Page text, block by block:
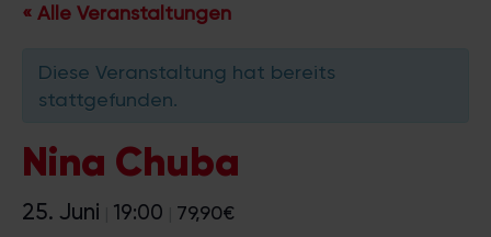
« Alle Veranstaltungen
Diese Veranstaltung hat bereits
stattgefunden.
Nina Chuba
25. Juni 19:00 79,90€